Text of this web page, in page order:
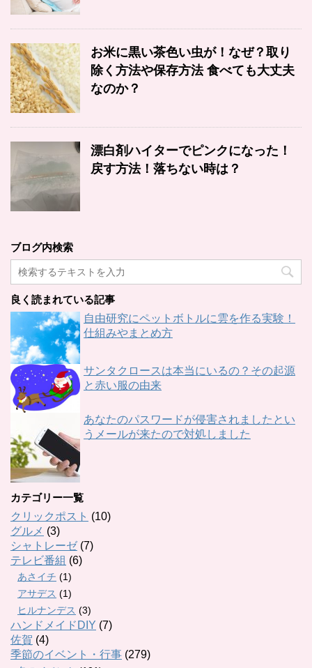
お米に黒い茶色い虫が！なぜ？取り
除く方法や保存方法 食べても大丈夫
なのか？
漂白剤ハイターでピンクになった！
戻す方法！落ちない時は？
ブログ内検索
良く読まれている記事
自由研究にペットボトルに雲を作る実験！
仕組みやまとめ方
サンタクロースは本当にいるの？その起源
と赤い服の由来
あなたのパスワードが侵害されましたとい
うメールが来たので対処しました
カテゴリー一覧
クリックポスト (10)
グルメ (3)
シャトレーゼ(7)
テレビ番組 (6)
あさイチ (1)
アサデス (1)
ヒルナンデス (3)
ハンドメイドDIY (7)
佐賀 (4)
季節のイベント・行事 (279)